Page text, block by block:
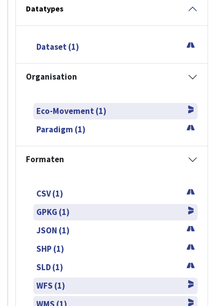
Datatypes
Dataset (1)
Organisation
Eco-Movement (1)
Paradigm (1)
Formaten
CSV (1)
GPKG (1)
JSON (1)
SHP (1)
SLD (1)
WFS (1)